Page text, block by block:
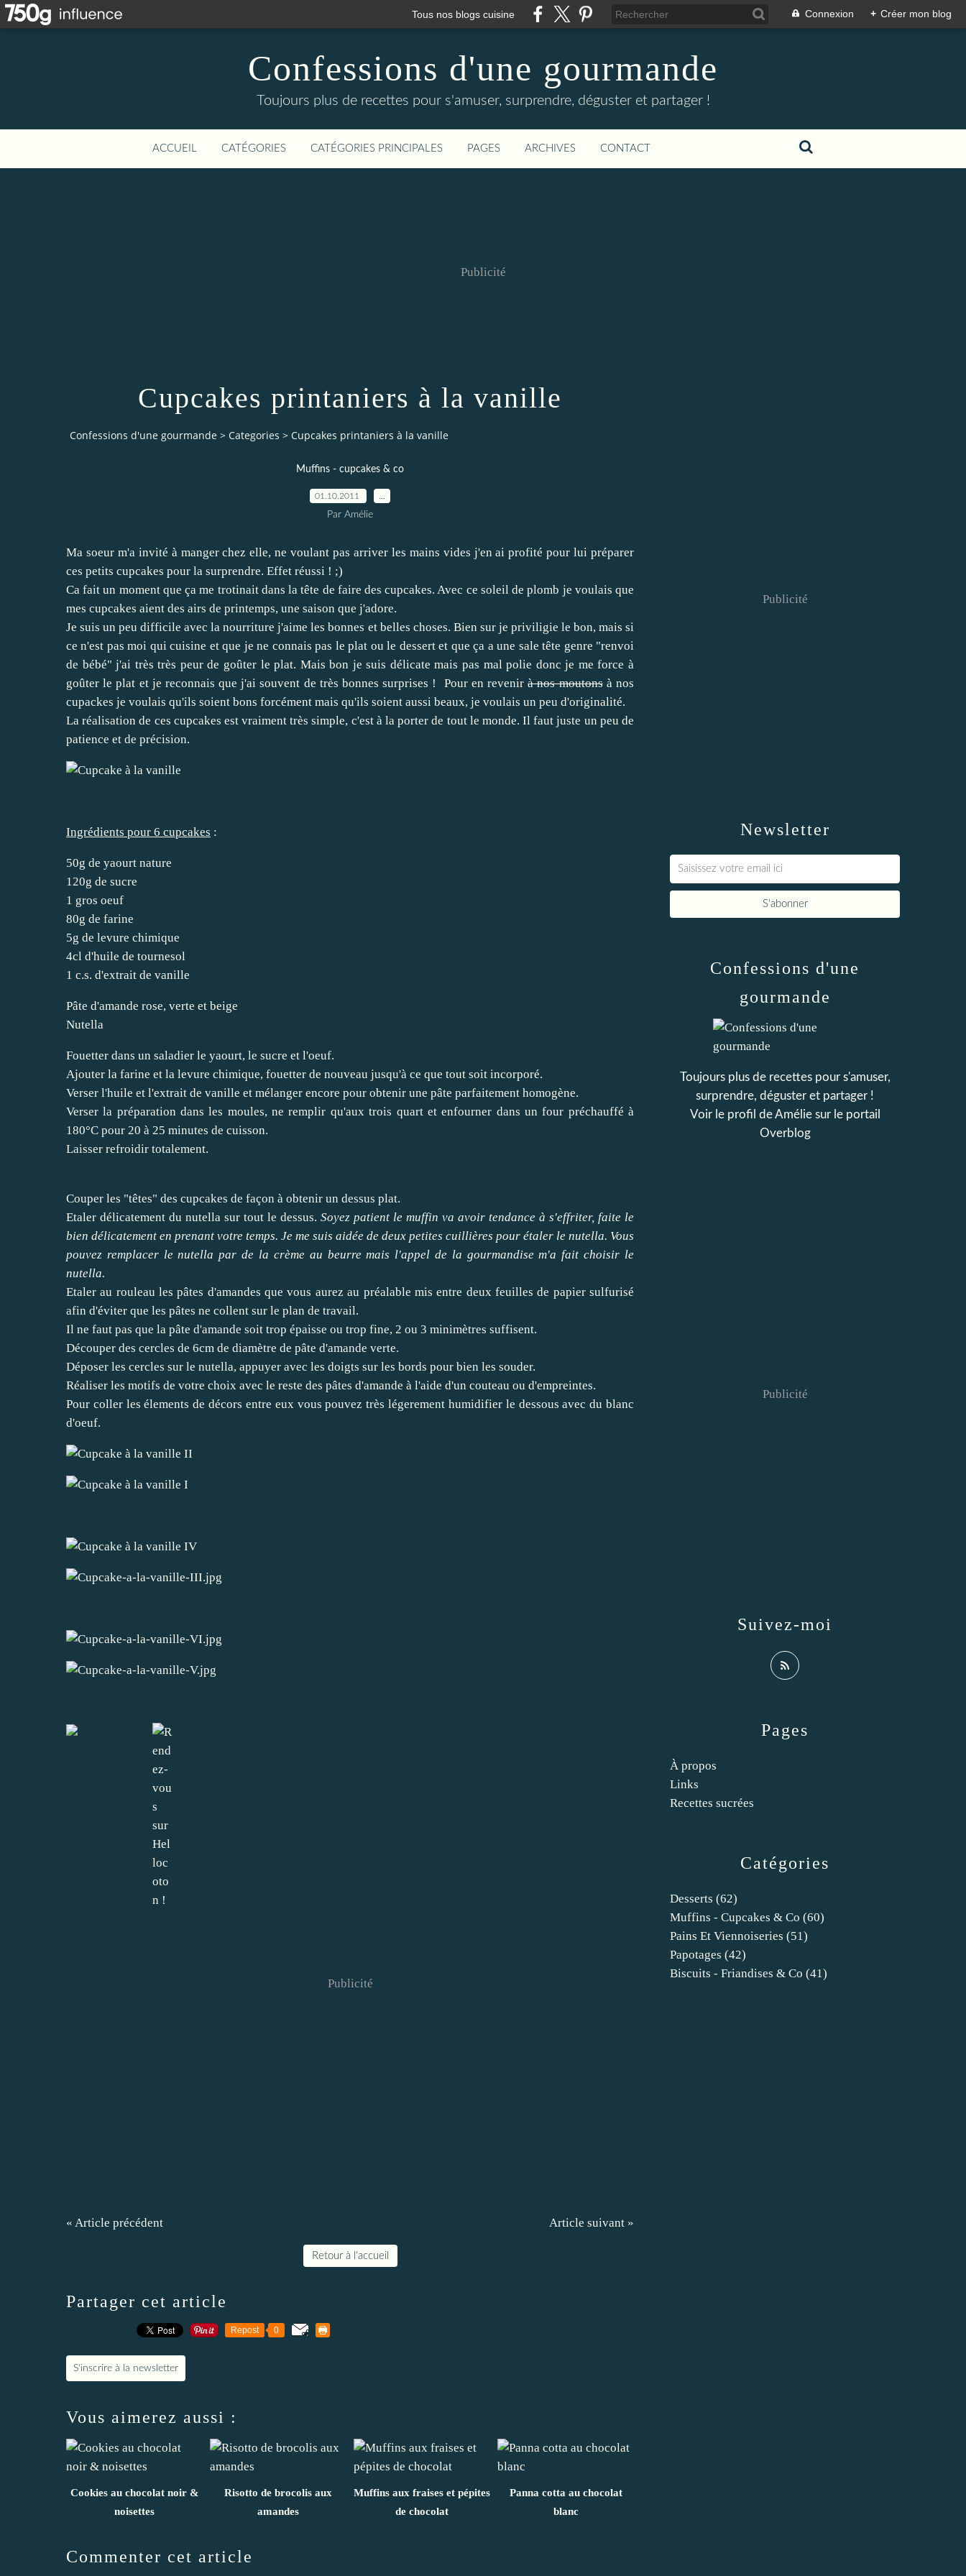
Tous nos blogs cuisine Connexion + Créer mon blog
Confessions d'une gourmande
Toujours plus de recettes pour s'amuser, surprendre, déguster et partager !
ACCUEIL CATÉGORIES CATÉGORIES PRINCIPALES PAGES ARCHIVES CONTACT
Publicité
Cupcakes printaniers à la vanille
Confessions d'une gourmande > Categories > Cupcakes printaniers à la vanille
Muffins - cupcakes & co
01.10.2011
Par Amélie
Ma soeur m'a invité à manger chez elle, ne voulant pas arriver les mains vides j'en ai profité pour lui préparer
ces petits cupcakes pour la surprendre. Effet réussi ! ;)
Ca fait un moment que ça me trotinait dans la tête de faire des cupcakes. Avec ce soleil de plomb je voulais que
mes cupcakes aient des airs de printemps, une saison que j'adore.
Je suis un peu difficile avec la nourriture j'aime les bonnes et belles choses. Bien sur je priviligie le bon, mais si
ce n'est pas moi qui cuisine et que je ne connais pas le plat ou le dessert et que ça a une sale tête genre "renvoi
de bébé" j'ai très très peur de goûter le plat. Mais bon je suis délicate mais pas mal polie donc je me force à
goûter le plat et je reconnais que j'ai souvent de très bonnes surprises ! Pour en revenirà nos moutonsà nos
cupackes je voulais qu'ils soient bons forcément mais qu'ils soient aussi beaux, je voulais un peu d'originalité.
La réalisation de ces cupcakes est vraiment très simple, c'est à la porter de tout le monde. Il faut juste un peu de
patience et de précision.
Ingrédients pour 6 cupcakes :
50g de yaourt nature
120g de sucre
1 gros oeuf
80g de farine
5g de levure chimique
4cl d'huile de tournesol
1 c.s. d'extrait de vanille
Pâte d'amande rose, verte et beige
Nutella
Fouetter dans un saladier le yaourt, le sucre et l'oeuf.
Ajouter la farine et la levure chimique, fouetter de nouveau jusqu'à ce que tout soit incorporé.
Verser l'huile et l'extrait de vanille et mélanger encore pour obtenir une pâte parfaitement homogène.
Verser la préparation dans les moules, ne remplir qu'aux trois quart et enfourner dans un four préchauffé à
180°C pour 20 à 25 minutes de cuisson.
Laisser refroidir totalement.
Couper les "têtes" des cupcakes de façon à obtenir un dessus plat.
Etaler délicatement du nutella sur tout le dessus. Soyez patient le muffin va avoir tendance à s'effriter, faite le
bien délicatement en prenant votre temps. Je me suis aidée de deux petites cuillières pour étaler le nutella. Vous
pouvez remplacer le nutella par de la crème au beurre mais l'appel de la gourmandise m'a fait choisir le
nutella.
Etaler au rouleau les pâtes d'amandes que vous aurez au préalable mis entre deux feuilles de papier sulfurisé
afin d'éviter que les pâtes ne collent sur le plan de travail.
Il ne faut pas que la pâte d'amande soit trop épaisse ou trop fine, 2 ou 3 minimètres suffisent.
Découper des cercles de 6cm de diamètre de pâte d'amande verte.
Déposer les cercles sur le nutella, appuyer avec les doigts sur les bords pour bien les souder.
Réaliser les motifs de votre choix avec le reste des pâtes d'amande à l'aide d'un couteau ou d'empreintes.
Pour coller les élements de décors entre eux vous pouvez très légerement humidifier le dessous avec du blanc
d'oeuf.
Publicité
« Article précédent Article suivant »
Retour à l'accueil
Partager cet article
Repost 0
S'inscrire à la newsletter
Vous aimerez aussi :
Cookies au chocolat noir &
noisettes
Risotto de brocolis aux
amandes
Muffins aux fraises et pépites
de chocolat
Panna cotta au chocolat
blanc
Commenter cet article
Newsletter
Publicité
Catégories
Desserts (62)
Muffins - Cupcakes & Co (60)
Pains Et Viennoiseries (51)
Papotages (42)
Biscuits - Friandises & Co (41)
Pages
À propos
Links
Recettes sucrées
Confessions d'une
gourmande
Toujours plus de recettes pour s'amuser,
surprendre, déguster et partager !
Voir le profil deAméliesur le portail
Overblog
Suivez-moi
Publicité